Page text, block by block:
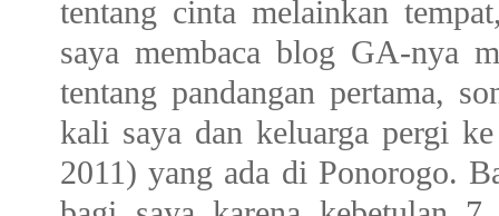
tentang cinta melainkan
saya membaca blog GA-nya
tentang pandangan pertama,
kali saya dan keluarga pergi
2011) yang ada di Ponorogo.